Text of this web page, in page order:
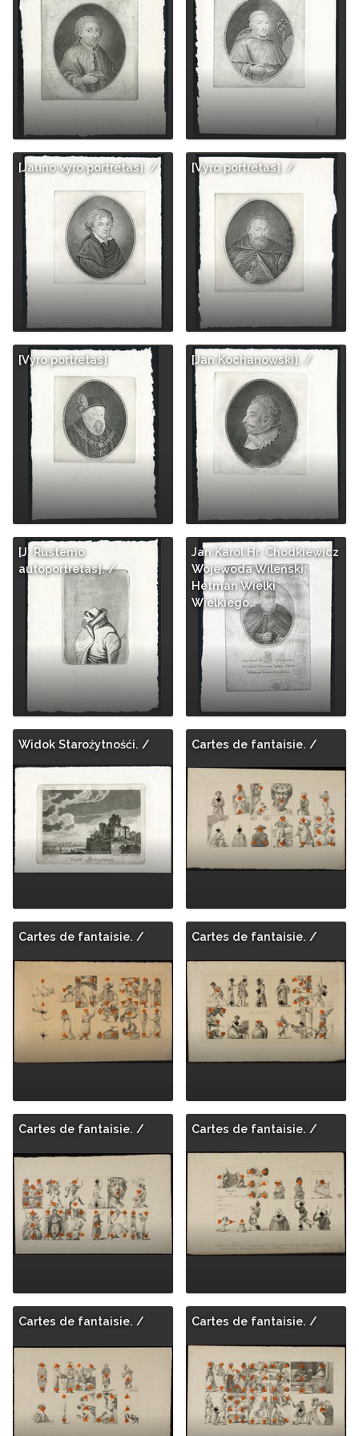
[Jauno vyro portretas]. / [Vyro portretas]. /
[Vyro portretas] [Jan Kochanowski]. /
[J. Rustemo
autoportretas]. /
Jan Karol Hr. Chodkiewicz
Wojewoda Wileński,
Hetman Wielki
Wielkiego…
Widok Staroźytnośći. / Cartes de fantaisie. /
Cartes de fantaisie. / Cartes de fantaisie. /
Cartes de fantaisie. / Cartes de fantaisie. /
Cartes de fantaisie. / Cartes de fantaisie. /